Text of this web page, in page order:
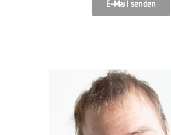
E-Mail senden